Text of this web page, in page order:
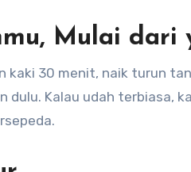
Mulai dari
kaki 30 menit, naik turun
dulu. Kalau udah terbiasa,